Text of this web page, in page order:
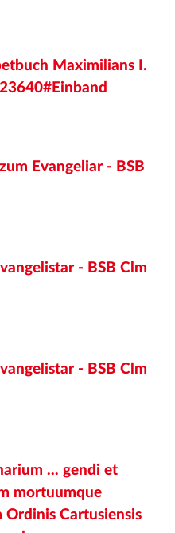
Maximilians I.
Evangeliar - BSB
- BSB Clm
- BSB Clm
... gendi et
mortuumque
Cartusiensis